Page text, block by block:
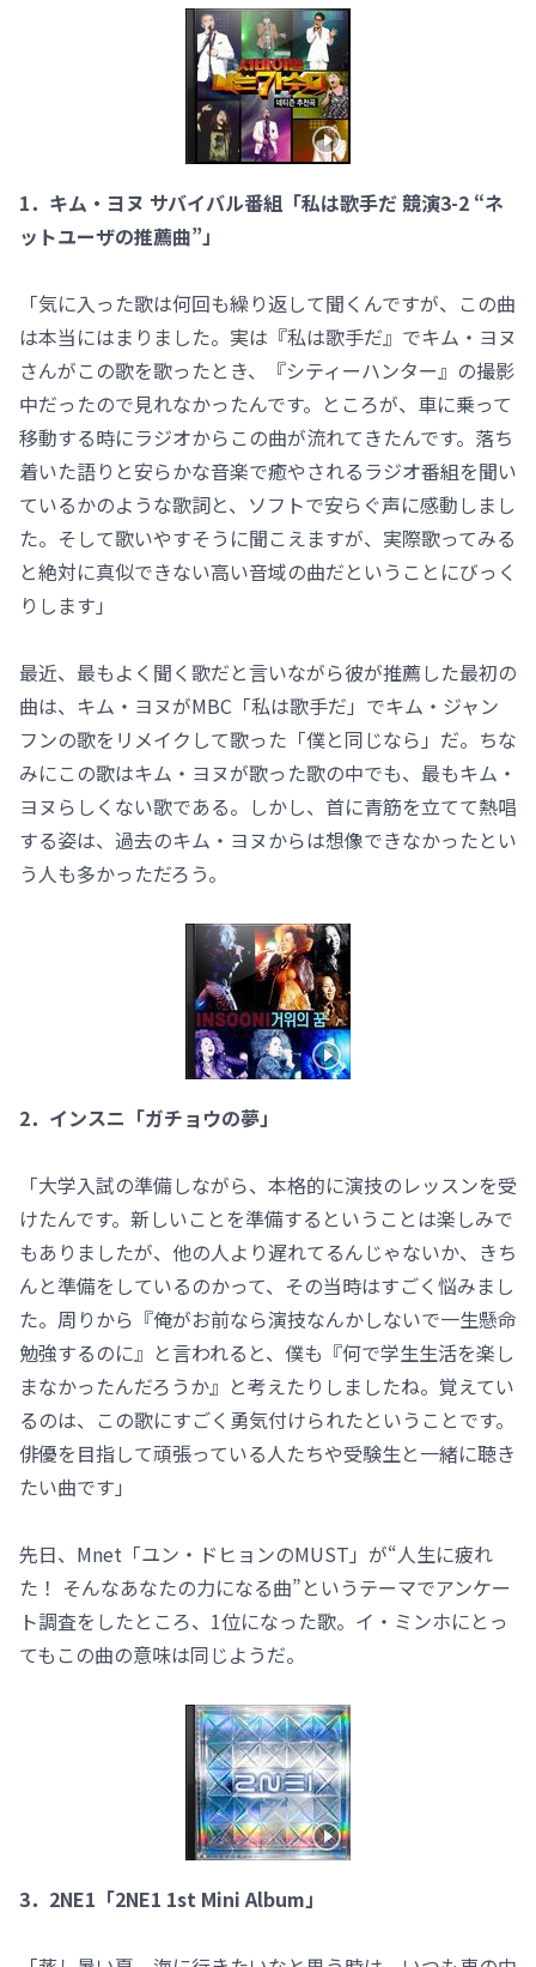
1．キム・ヨヌ サバイバル番組「私は歌手だ 競演3-2 “ネ
ットユーザの推薦曲”」
「気に入った歌は何回も繰り返して聞くんですが、この曲
は本当にはまりました。実は『私は歌手だ』でキム・ヨヌ
さんがこの歌を歌ったとき、『シティーハンター』の撮影
中だったので見れなかったんです。ところが、車に乗って
移動する時にラジオからこの曲が流れてきたんです。落ち
着いた語りと安らかな音楽で癒やされるラジオ番組を聞い
ているかのような歌詞と、ソフトで安らぐ声に感動しまし
た。そして歌いやすそうに聞こえますが、実際歌ってみる
と絶対に真似できない高い音域の曲だということにびっく
りします」
最近、最もよく聞く歌だと言いながら彼が推薦した最初の
曲は、キム・ヨヌがMBC「私は歌手だ」でキム・ジャン
フンの歌をリメイクして歌った「僕と同じなら」だ。ちな
みにこの歌はキム・ヨヌが歌った歌の中でも、最もキム・
ヨヌらしくない歌である。しかし、首に青筋を立てて熱唱
する姿は、過去のキム・ヨヌからは想像できなかったとい
う人も多かっただろう。
2．インスニ「ガチョウの夢」
「大学入試の準備しながら、本格的に演技のレッスンを受
けたんです。新しいことを準備するということは楽しみで
もありましたが、他の人より遅れてるんじゃないか、きち
んと準備をしているのかって、その当時はすごく悩みまし
た。周りから『俺がお前なら演技なんかしないで一生懸命
勉強するのに』と言われると、僕も『何で学生生活を楽し
まなかったんだろうか』と考えたりしましたね。覚えてい
るのは、この歌にすごく勇気付けられたということです。
俳優を目指して頑張っている人たちや受験生と一緒に聴き
たい曲です」
先日、Mnet「ユン・ドヒョンのMUST」が“人生に疲れ
た！ そんなあなたの力になる曲”というテーマでアンケー
ト調査をしたところ、1位になった歌。イ・ミンホにとっ
てもこの曲の意味は同じようだ。
3．2NE1「2NE1 1st Mini Album」